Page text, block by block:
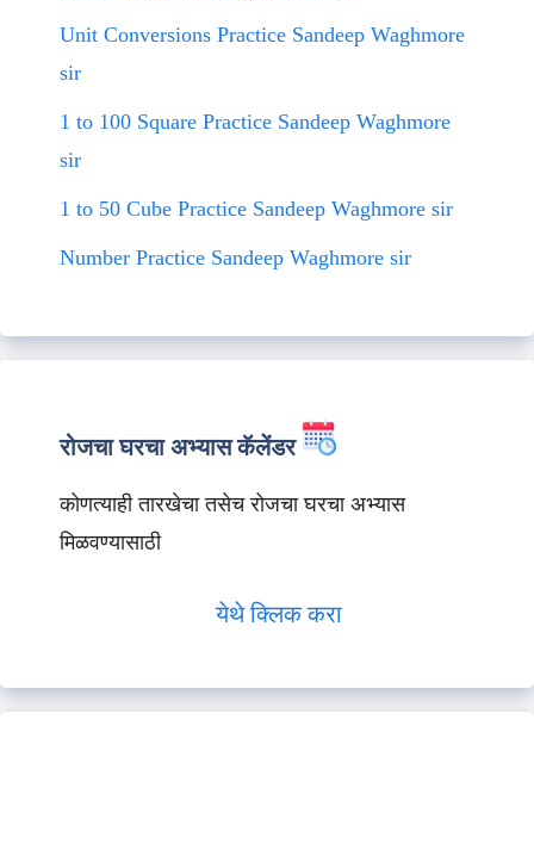
Unit Conversions Practice Sandeep Waghmore
sir
1 to 100 Square Practice Sandeep Waghmore
sir
1 to 50 Cube Practice Sandeep Waghmore sir
Number Practice Sandeep Waghmore sir
रोजचा घरचा अभ्यास कॅलेंडर
कोणत्याही तारखेचा तसेच रोजचा घरचा अभ्यास
मिळवण्यासाठी
येथे क्लिक करा